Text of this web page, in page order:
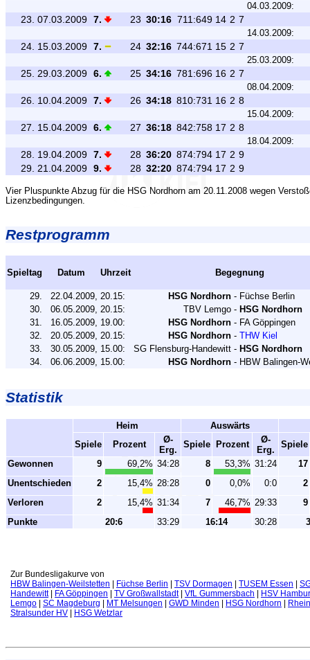
04.03.2009:
23. 07.03.2009 7. 23 30:16 711:649 14 2 7
14.03.2009:
24. 15.03.2009 7. 24 32:16 744:671 15 2 7
25.03.2009:
25. 29.03.2009 6. 25 34:16 781:696 16 2 7
08.04.2009:
26. 10.04.2009 7. 26 34:18 810:731 16 2 8
15.04.2009:
27. 15.04.2009 6. 27 36:18 842:758 17 2 8
18.04.2009:
28. 19.04.2009 7. 28 36:20 874:794 17 2 9
29. 21.04.2009 9. 28 32:20 874:794 17 2 9
Vier Pluspunkte Abzug für die HSG Nordhorn am 20.11.2008 wegen
Lizenzbedingungen.
Restprogramm
Spieltag Datum Uhrzeit Begegnung
29. 22.04.2009, 20.15: HSG Nordhorn - Füchse Berlin
30.
06.05.2009, 20.15: TBV Lemgo - HSG Nordhorn
31.
16.05.2009, 19.00: HSG Nordhorn - FA Göppingen
32.
20.05.2009, 20.15: HSG Nordhorn - THW Kiel
33.
30.05.2009, 15.00: SG Flensburg-Handewitt - HSG Nordhorn
34.
06.06.2009, 15.00: HSG Nordhorn - HBW Balingen-
Statistik
Heim
Auswärts
Spiele
Prozent
Ø-
Erg.
Spiele Prozent
Ø-
Erg.
Spiele
Gewonnen
9 69,2% 34:28 8 53,3% 31:24
17
Unentschieden
2 15,4% 28:28 0 0,0% 0:0
2
Verloren
2 15,4% 31:34 7 46,7% 29:33
9
Punkte
20:6 33:29 16:14 30:28
Zur Bundesligakurve von
HBW Balingen-Weilstetten
Füchse Berlin TSV Dormagen TUSEM Essen
Handewitt| FA Göppingen TV Großwallstadt| VfL Gummersbach
HSV
Lemgo
SC Magdeburg MT Melsungen GWD Minden HSG Nordhorn
Stralsunder HV
HSG Wetzlar